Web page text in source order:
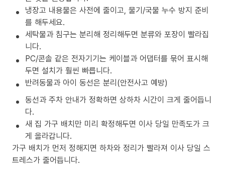
냉장고 내용물은 사전에 줄이고, 물기/국물 누수 방지 준비
를 해두세요.
세탁물과 침구는 분리해 정리해두면 분류와 포장이 빨라집
니다.
PC/콘솔 같은 전자기기는 케이블과 어댑터를 묶어 표시해
두면 설치가 훨씬 빠릅니다.
반려동물과 아이 동선은 분리(안전사고 예방)
동선과 주차 안내가 정확하면 상하차 시간이 크게 줄어듭니
다.
새 집 가구 배치만 미리 확정해두면 이사 당일 만족도가 크
게 올라갑니다.
가구 배치가 먼저 정해지면 하차와 정리가 빨라져 이사 당일 스
트레스가 줄어듭니다.